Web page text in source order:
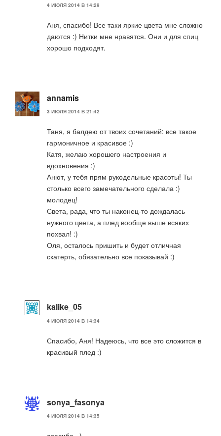
4 ИЮЛЯ 2014 В 14:29
Аня, спасибо! Все таки яркие цвета мне сложно
даются :) Нитки мне нравятся. Они и для спиц
хорошо подходят.
annamis
3 ИЮЛЯ 2014 В 21:42
Таня, я балдею от твоих сочетаний: все такое
гармоничное и красивое :)
Катя, желаю хорошего настроения и
вдохновения :)
Анют, у тебя прям рукодельные красоты! Ты
столько всего замечательного сделала :)
молодец!
Света, рада, что ты наконец-то дождалась
нужного цвета, а плед вообще выше всяких
похвал! :)
Оля, осталось пришить и будет отличная
скатерть, обязательно все показывай :)
kalike_05
4 ИЮЛЯ 2014 В 14:34
Спасибо, Аня! Надеюсь, что все это сложится в
красивый плед :)
sonya_fasonya
4 ИЮЛЯ 2014 В 14:35